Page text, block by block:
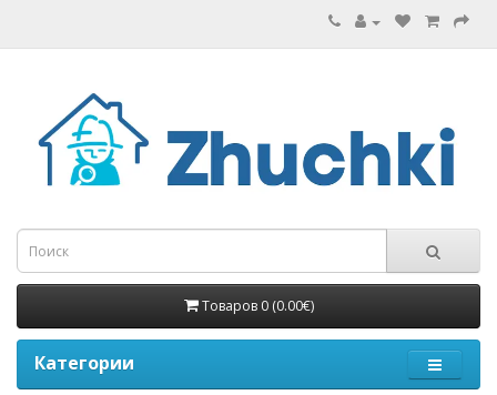
Товаров 0 (0.00€)
Категории